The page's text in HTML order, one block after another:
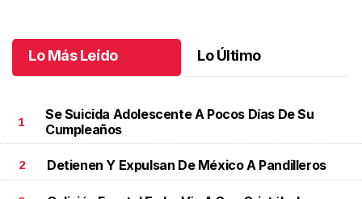
Lo Más Leído Lo Último
1
Se Suicida Adolescente A Pocos Días De Su
Cumpleaños
2 Detienen Y Expulsan De México A Pandilleros